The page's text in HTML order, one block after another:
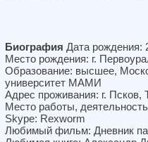
Биография Дата рождения:
Место рождения: г.
Образование: высшее,
университет МАМИ
Адрес проживания: г. Псков,
Место работы,
Skype: Rexworm
Любимый фильм: Дневник